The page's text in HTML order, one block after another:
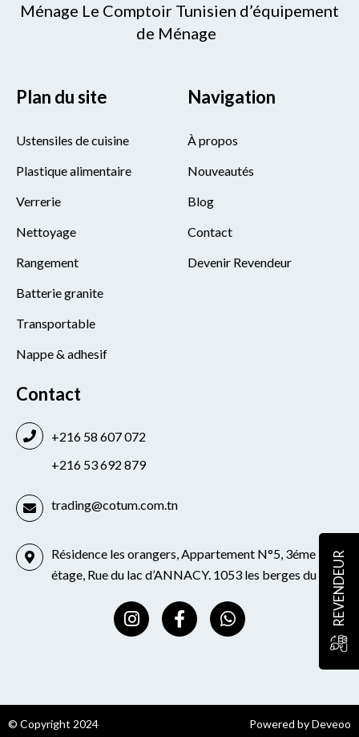
Ménage Le Comptoir Tunisien d’équipement
de Ménage
Plan du site
Ustensiles de cuisine
Plastique alimentaire
Verrerie
Nettoyage
Rangement
Batterie granite
Transportable
Nappe & adhesif
Navigation
À propos
Nouveautés
Blog
Contact
Devenir Revendeur
Contact
+216 58 607 072
+216 53 692 879
trading@cotum.com.tn
Résidence les orangers, Appartement N°5, 3éme
étage, Rue du lac d’ANNACY. 1053 les berges du lac
I
n
F
a
W
h
REVENDEUR
© Copyright 2024 Powered by Deveoo